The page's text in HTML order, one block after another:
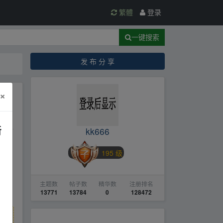
繁體 登录
一键搜索
发 布 分 享
kk666
195 级
主题数
13771
帖子数
13784
精华数
0
注册排名
128472
×